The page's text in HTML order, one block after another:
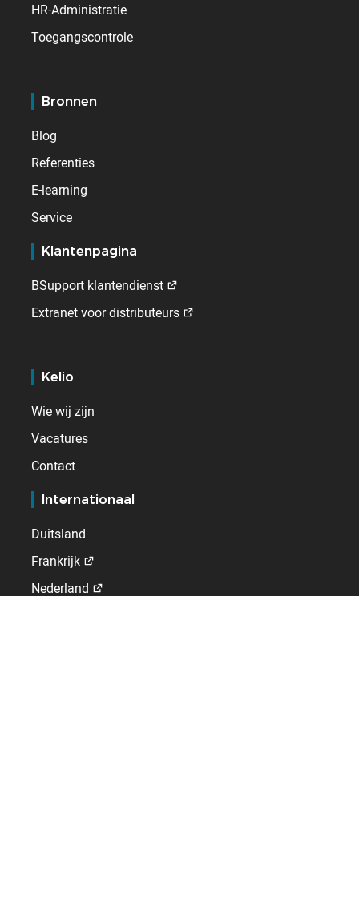
HR-Administratie
Toegangscontrole
Bronnen
Blog
Referenties
E-learning
Service
Klantenpagina
BSupport klantendienst
Extranet voor distributeurs
Kelio
Wie wij zijn
Vacatures
Contact
Internationaal
Duitsland
Frankrijk
Nederland